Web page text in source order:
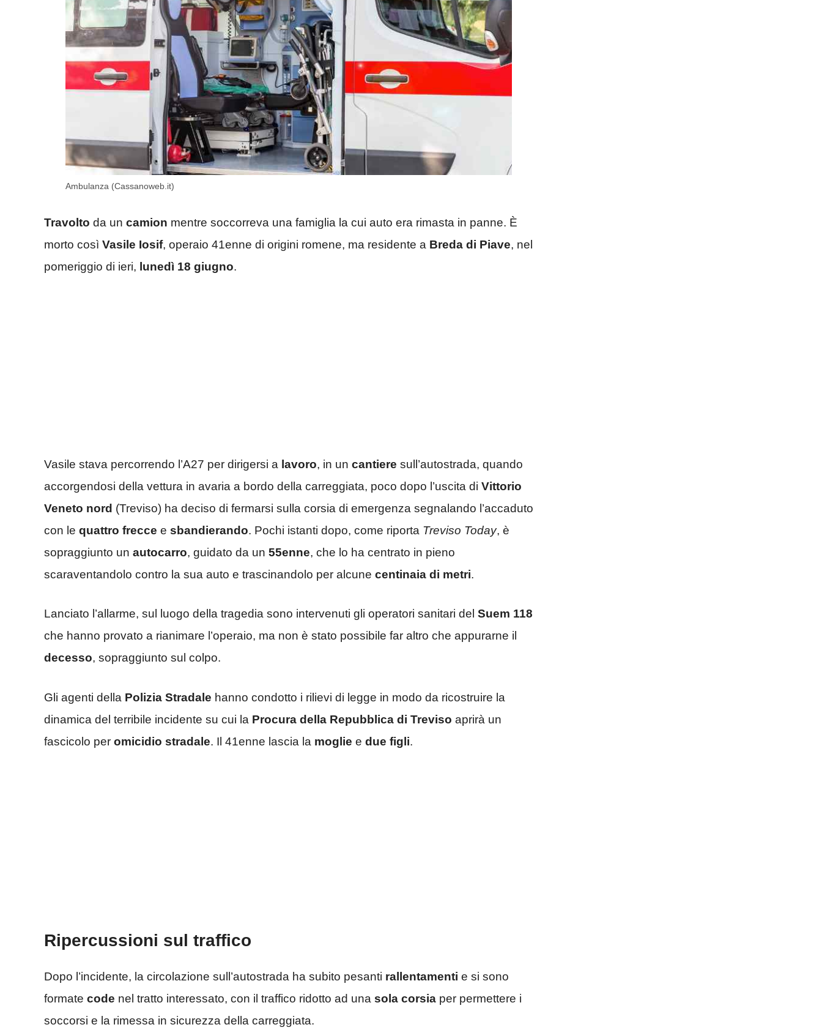
Ambulanza (Cassanoweb.it)
Travolto da un camion mentre soccorreva una famiglia la cui auto era rimasta in panne. È
morto così Vasile Iosif, operaio 41enne di origini romene, ma residente a Breda di Piave, nel
pomeriggio di ieri, lunedì 18 giugno.
Vasile stava percorrendo l’A27 per dirigersi a lavoro, in un cantiere sull’autostrada, quando
accorgendosi della vettura in avaria a bordo della carreggiata, poco dopo l’uscita di Vittorio
Veneto nord (Treviso) ha deciso di fermarsi sulla corsia di emergenza segnalando l’accaduto
con le quattro frecce e sbandierando. Pochi istanti dopo, come riporta Treviso Today, è
sopraggiunto un autocarro, guidato da un 55enne, che lo ha centrato in pieno
scaraventandolo contro la sua auto e trascinandolo per alcune centinaia di metri.
Lanciato l’allarme, sul luogo della tragedia sono intervenuti gli operatori sanitari del Suem 118
che hanno provato a rianimare l’operaio, ma non è stato possibile far altro che appurarne il
decesso, sopraggiunto sul colpo.
Gli agenti della Polizia Stradale hanno condotto i rilievi di legge in modo da ricostruire la
dinamica del terribile incidente su cui la Procura della Repubblica di Treviso aprirà un
fascicolo per omicidio stradale. Il 41enne lascia la moglie e due figli.
Ripercussioni sul traffico
Dopo l’incidente, la circolazione sull’autostrada ha subito pesanti rallentamenti e si sono
formate code nel tratto interessato, con il traffico ridotto ad una sola corsia per permettere i
soccorsi e la rimessa in sicurezza della carreggiata.